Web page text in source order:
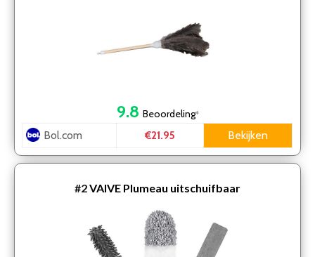
9.8 Beoordeling*
Bol.com €21.95 Bekijken
#2VAIVE Plumeau uitschuifbaar